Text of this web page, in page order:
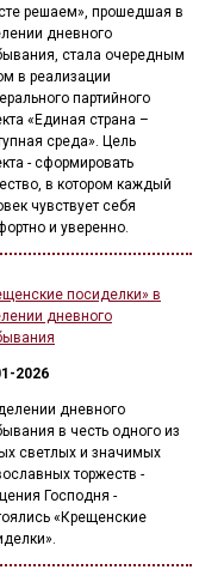
решаем», прошедшая в
дневного
стала очередным
в реализации
партийного
«Единая страна –
среда». Цель
- сформировать
в котором каждый
чувствует себя
и уверенно.
посиделки» в
дневного
2026
дневного
в честь одного из
светлых и значимых
торжеств -
Господня -
«Крещенские